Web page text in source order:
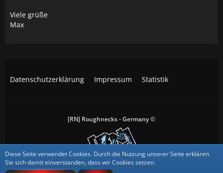
Viele grüße
Max
Datenschutzerklärung Impressum Statistik
[RN] Roughnecks - Germany ©
All trademarks, screenshots and logos are the property of their
respective owners.
Diese Seite verwendet Cookies. Durch die Nutzung unserer Seite erklären
Sie sich damit einverstanden, dass wir Cookies setzen.